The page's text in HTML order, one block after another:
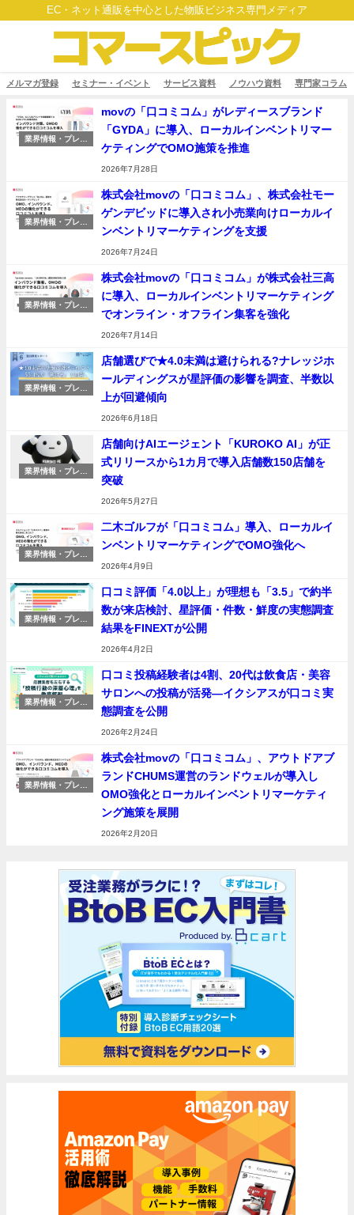
EC・ネット通販を中心とした物販ビジネス専門メディア
メルマガ登録 セミナー・イベント サービス資料 ノウハウ資料 専門家コラム
業界情報・プレス
movの「口コミコム」がレディースブランド
「GYDA」に導入、ローカルインベントリマー
ケティングでOMO施策を推進
2026年7月28日
業界情報・プレス
株式会社movの「口コミコム」、株式会社モー
ゲンデビッドに導入され小売業向けローカルイ
ンベントリマーケティングを支援
2026年7月24日
業界情報・プレス
株式会社movの「口コミコム」が株式会社三高
に導入、ローカルインベントリマーケティング
でオンライン・オフライン集客を強化
2026年7月14日
業界情報・プレス
店舗選びで★4.0未満は避けられる?ナレッジホ
ールディングスが星評価の影響を調査、半数以
上が回避傾向
2026年6月18日
業界情報・プレス
店舗向けAIエージェント「KUROKO AI」が正
式リリースから1カ月で導入店舗数150店舗を
突破
2026年5月27日
業界情報・プレス
二木ゴルフが「口コミコム」導入、ローカルイ
ンベントリマーケティングでOMO強化へ
2026年4月9日
業界情報・プレス
口コミ評価「4.0以上」が理想も「3.5」で約半
数が来店検討、星評価・件数・鮮度の実態調査
結果をFINEXTが公開
2026年4月2日
業界情報・プレス
口コミ投稿経験者は4割、20代は飲食店・美容
サロンへの投稿が活発―イクシアスが口コミ実
態調査を公開
2026年2月24日
業界情報・プレス
株式会社movの「口コミコム」、アウトドアブ
ランドCHUMS運営のランドウェルが導入し
OMO強化とローカルインベントリマーケティ
ング施策を展開
2026年2月20日